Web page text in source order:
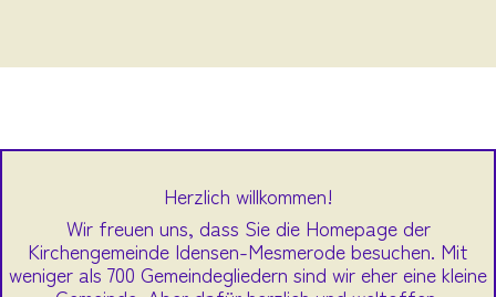
Herzlich willkommen!
Wir freuen uns, dass Sie die Homepage der
Kirchengemeinde Idensen-Mesmerode besuchen. Mit
weniger als 700 Gemeindegliedern sind wir eher eine kleine